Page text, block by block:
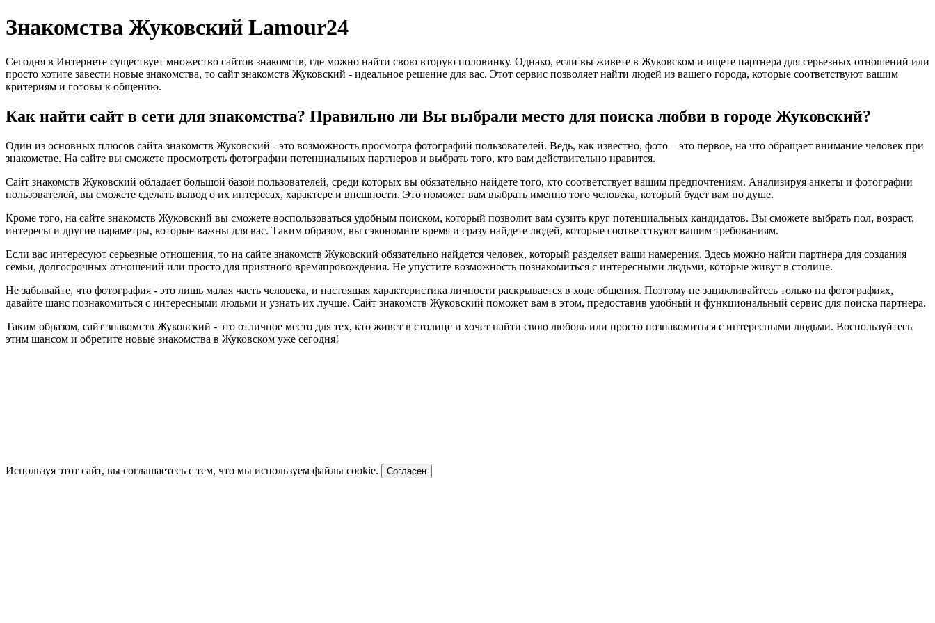
Знакомства Жуковский Lamour24
Сегодня в Интернете существует множество сайтов знакомств, где можно найти свою вторую половинку. Однако, если вы живете в Жуковском и ищете партнера для серьезных отношений или
просто хотите завести новые знакомства, то сайт знакомств Жуковский - идеальное решение для вас. Этот сервис позволяет найти людей из вашего города, которые соответствуют вашим
критериям и готовы к общению.
Как найти сайт в сети для знакомства? Правильно ли Вы выбрали место для поиска любви в городе Жуковский?
Один из основных плюсов сайта знакомств Жуковский - это возможность просмотра фотографий пользователей. Ведь, как известно, фото – это первое, на что обращает внимание человек при
знакомстве. На сайте вы сможете просмотреть фотографии потенциальных партнеров и выбрать того, кто вам действительно нравится.
Сайт знакомств Жуковский обладает большой базой пользователей, среди которых вы обязательно найдете того, кто соответствует вашим предпочтениям. Анализируя анкеты и фотографии
пользователей, вы сможете сделать вывод о их интересах, характере и внешности. Это поможет вам выбрать именно того человека, который будет вам по душе.
Кроме того, на сайте знакомств Жуковский вы сможете воспользоваться удобным поиском, который позволит вам сузить круг потенциальных кандидатов. Вы сможете выбрать пол, возраст,
интересы и другие параметры, которые важны для вас. Таким образом, вы сэкономите время и сразу найдете людей, которые соответствуют вашим требованиям.
Если вас интересуют серьезные отношения, то на сайте знакомств Жуковский обязательно найдется человек, который разделяет ваши намерения. Здесь можно найти партнера для создания
семьи, долгосрочных отношений или просто для приятного времяпровождения. Не упустите возможность познакомиться с интересными людьми, которые живут в столице.
Не забывайте, что фотография - это лишь малая часть человека, и настоящая характеристика личности раскрывается в ходе общения. Поэтому не зацикливайтесь только на фотографиях,
давайте шанс познакомиться с интересными людьми и узнать их лучше. Сайт знакомств Жуковский поможет вам в этом, предоставив удобный и функциональный сервис для поиска партнера.
Таким образом, сайт знакомств Жуковский - это отличное место для тех, кто живет в столице и хочет найти свою любовь или просто познакомиться с интересными людьми. Воспользуйтесь
этим шансом и обретите новые знакомства в Жуковском уже сегодня!
Используя этот сайт, вы соглашаетесь с тем, что мы используем файлы cookie. Согласен